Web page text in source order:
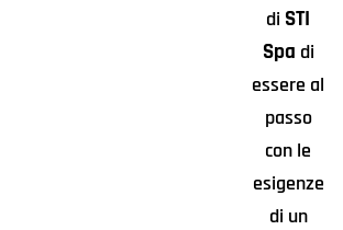
di STI
Spa di
essere al
passo
con le
esigenze
di un